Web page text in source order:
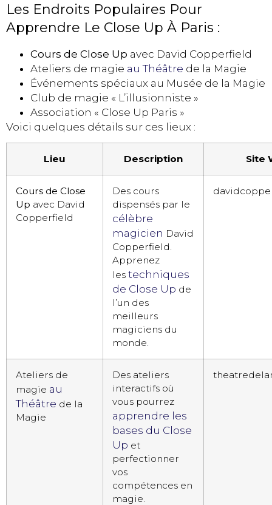
Les Endroits Populaires Pour
Apprendre Le Close Up À Paris :
Cours de Close Up avec David Copperfield
Ateliers de magie au Théâtre de la Magie
Événements spéciaux au Musée de la Magie
Club de magie « L’illusionniste »
Association « Close Up Paris »
Voici quelques détails sur ces lieux :
Lieu Description Site
Cours de Close
Up avec David
Copperfield
Des cours
dispensés par le
célèbre
magicien David
Copperfield.
Apprenez
les techniques
de Close Up de
l’un des
meilleurs
magiciens du
monde.
Ateliers de
magie au
Théâtre de la
Magie
Des ateliers
interactifs où
vous pourrez
apprendre les
bases du Close
Up et
perfectionner
vos
compétences en
magie.